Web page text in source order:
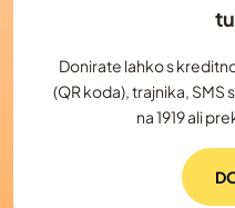
Donirate lahko s
(QR koda), trajnika, SMS
na 1919 ali